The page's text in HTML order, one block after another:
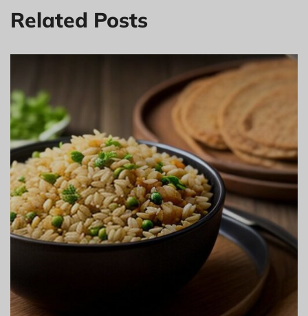
Related Posts